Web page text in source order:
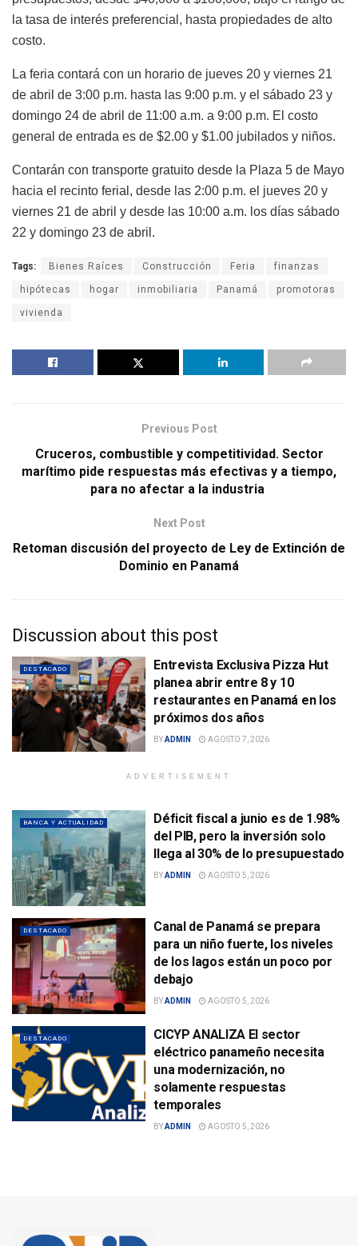
la tasa de interés preferencial, hasta propiedades de alto
costo.
La feria contará con un horario de jueves 20 y viernes 21
de abril de 3:00 p.m. hasta las 9:00 p.m. y el sábado 23 y
domingo 24 de abril de 11:00 a.m. a 9:00 p.m. El costo
general de entrada es de $2.00 y $1.00 jubilados y niños.
Contarán con transporte gratuito desde la Plaza 5 de Mayo
hacia el recinto ferial, desde las 2:00 p.m. el jueves 20 y
viernes 21 de abril y desde las 10:00 a.m. los días sábado
22 y domingo 23 de abril.
Tags: Bienes Raíces Construcción Feria finanzas
hipótecas hogar inmobiliaria Panamá promotoras
vivienda
Previous Post
Cruceros, combustible y competitividad. Sector
marítimo pide respuestas más efectivas y a tiempo,
para no afectar a la industria
Next Post
Retoman discusión del proyecto de Ley de Extinción de
Dominio en Panamá
Discussion about this post
DESTACADO
Entrevista Exclusiva Pizza Hut
planea abrir entre 8 y 10
restaurantes en Panamá en los
próximos dos años
BYADMIN AGOSTO 7, 2026
ADVERTISEMENT
BANCA Y ACTUALIDAD
Déficit fiscal a junio es de 1.98%
del PIB, pero la inversión solo
llega al 30% de lo presupuestado
BYADMIN AGOSTO 5, 2026
DESTACADO
Canal de Panamá se prepara
para un niño fuerte, los niveles
de los lagos están un poco por
debajo
BYADMIN AGOSTO 5, 2026
DESTACADO
CICYP ANALIZA El sector
eléctrico panameño necesita
una modernización, no
solamente respuestas
temporales
BYADMIN AGOSTO 5, 2026